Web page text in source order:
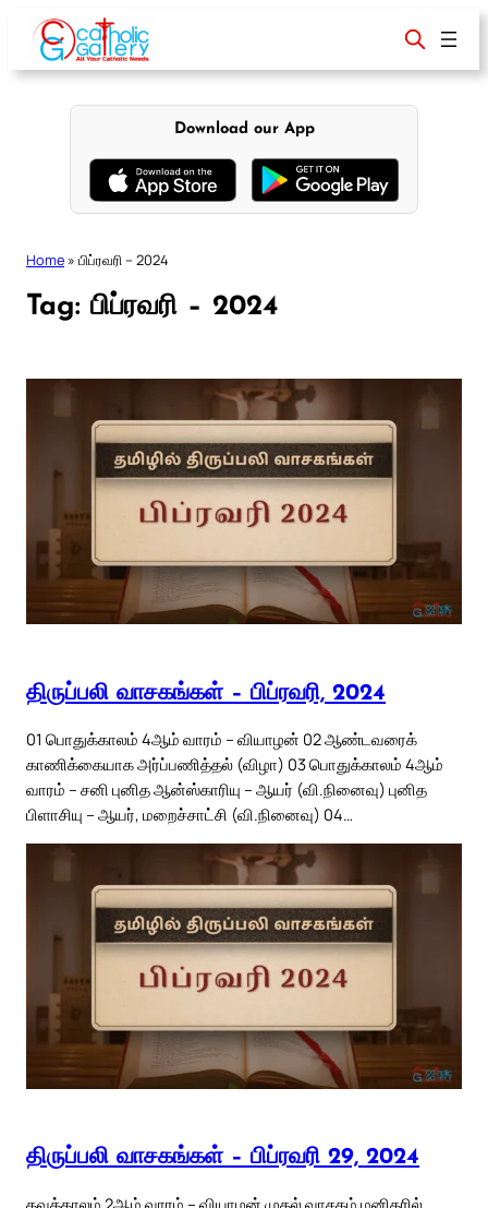
content
Download our App
Home » பிப்ரவரி – 2024
Tag: பிப்ரவரி – 2024
திருப்பலி வாசகங்கள் – பிப்ரவரி, 2024
01 பொதுக்காலம் 4ஆம் வாரம் – வியாழன் 02 ஆண்டவரைக்
காணிக்கையாக அர்ப்பணித்தல் (விழா) 03 பொதுக்காலம் 4ஆம்
வாரம் – சனி புனித ஆன்ஸ்காரியு – ஆயர் (வி.நினைவு) புனித
பிளாசியு – ஆயர், மறைச்சாட்சி (வி.நினைவு) 04…
திருப்பலி வாசகங்கள் – பிப்ரவரி 29, 2024
தவக்காலம் 2ஆம் வாரம் – வியாழன் முதல் வாசகம் மனிதரில்